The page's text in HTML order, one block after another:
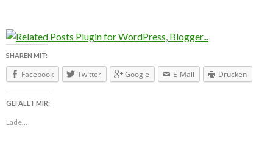
SHAREN MIT:
Facebook Twitter Google E-Mail Drucken
GEFÄLLT MIR:
Lade...